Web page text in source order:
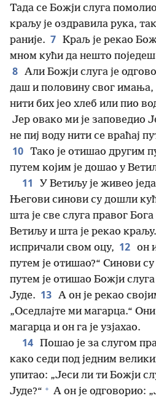
Тада се Божји слуга
краљу је оздравила рука,
раније. 7 Краљ је рекао
мном кући да нешто
8 Али Божји слуга је
даш и половину свог
нити бих јео хлеб или пио
Јер овако ми је заповедио
не пиј воду нити се враћај
10 Тако је отишао другим
путем којим је дошао у
11
У Ветиљу је живео
Његови синови су дошли
шта је све слуга правог
Ветиљу и шта је рекао
испричали свом оцу, 12 он
путем је отишао?“ Синови
путем је отишао Божји
Јуде. 13 А он је рекао
„Оседлајте ми магарца.“
магарца и он га је узјахао.
14 Пошао је за слугом
како седи под једним
упитао: „Јеси ли ти Божји
Јуде?“ + А он је одговорио: